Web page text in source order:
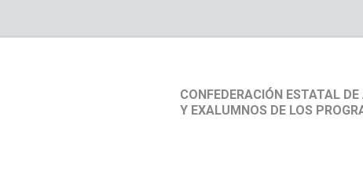
CONFEDERACIÓN ESTATAL
Y EXALUMNOS DE LOS